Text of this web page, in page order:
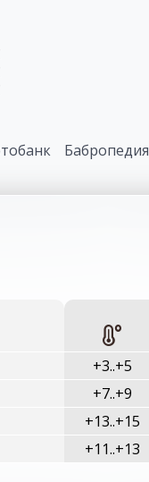
Бабропедия
+3..+5
+7..+9
+13..+15
+11..+13